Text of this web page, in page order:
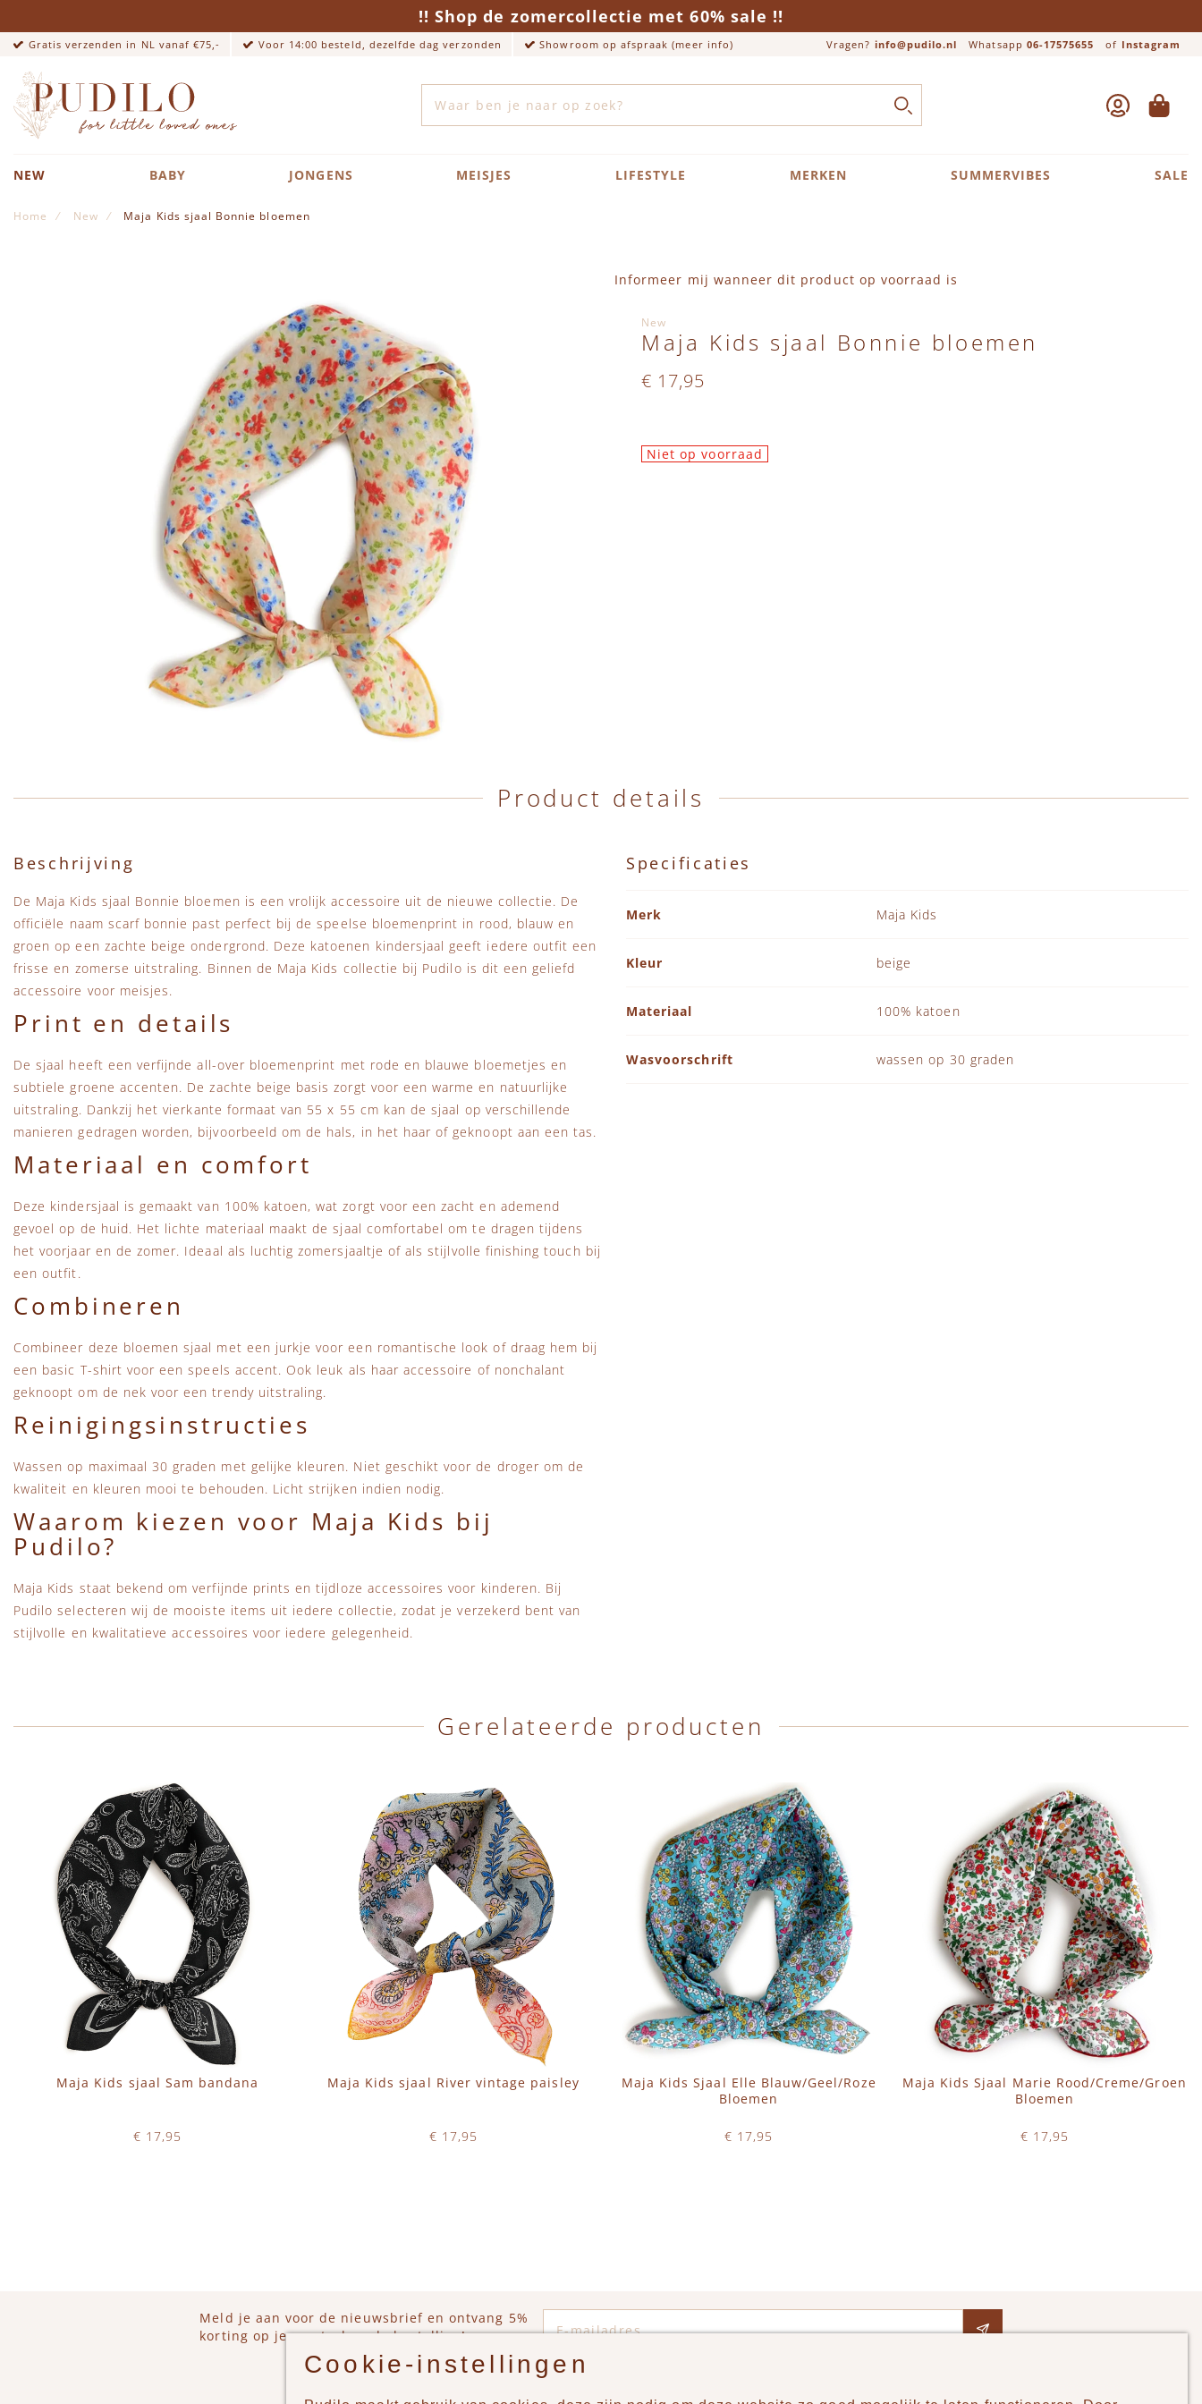
!! Shop de zomercollectie met 60% sale !!
Gratis verzenden in NL vanaf €75,- Voor 14:00 besteld, dezelfde dag verzonden Showroom op afspraak (meer info) Vragen? info@pudilo.nl Whatsapp 06-17575655 of Instagram
Close search
ZOEK ACCOUNT
NEW BABY JONGENS MEISJES LIFESTYLE MERKEN SUMMERVIBES SALE
Home New Maja Kids sjaal Bonnie bloemen
Ga naar het einde van de afbeeldingen-gallerij
Informeer mij wanneer dit product op voorraad is
New
Maja Kids sjaal Bonnie bloemen
€ 17,95
Niet op voorraad
Product details
Beschrijving
De Maja Kids sjaal Bonnie bloemen is een vrolijk accessoire uit de nieuwe collectie. De
officiële naam scarf bonnie past perfect bij de speelse bloemenprint in rood, blauw en
groen op een zachte beige ondergrond. Deze katoenen kindersjaal geeft iedere outfit een
frisse en zomerse uitstraling. Binnen de Maja Kids collectie bij Pudilo is dit een geliefd
accessoire voor meisjes.
Print en details
De sjaal heeft een verfijnde all-over bloemenprint met rode en blauwe bloemetjes en
subtiele groene accenten. De zachte beige basis zorgt voor een warme en natuurlijke
uitstraling. Dankzij het vierkante formaat van 55 x 55 cm kan de sjaal op verschillende
manieren gedragen worden, bijvoorbeeld om de hals, in het haar of geknoopt aan een tas.
Materiaal en comfort
Deze kindersjaal is gemaakt van 100% katoen, wat zorgt voor een zacht en ademend
gevoel op de huid. Het lichte materiaal maakt de sjaal comfortabel om te dragen tijdens
het voorjaar en de zomer. Ideaal als luchtig zomersjaaltje of als stijlvolle finishing touch bij
een outfit.
Combineren
Combineer deze bloemen sjaal met een jurkje voor een romantische look of draag hem bij
een basic T-shirt voor een speels accent. Ook leuk als haar accessoire of nonchalant
geknoopt om de nek voor een trendy uitstraling.
Reinigingsinstructies
Wassen op maximaal 30 graden met gelijke kleuren. Niet geschikt voor de droger om de
kwaliteit en kleuren mooi te behouden. Licht strijken indien nodig.
Waarom kiezen voor Maja Kids bij
Pudilo?
Maja Kids staat bekend om verfijnde prints en tijdloze accessoires voor kinderen. Bij
Pudilo selecteren wij de mooiste items uit iedere collectie, zodat je verzekerd bent van
stijlvolle en kwalitatieve accessoires voor iedere gelegenheid.
Specificaties
Merk
Maja Kids
Kleur beige
Materiaal 100% katoen
Wasvoorschrift wassen op 30 graden
Gerelateerde producten
Maja Kids sjaal Sam bandana
€ 17,95
Maja Kids sjaal River vintage paisley
€ 17,95
Maja Kids Sjaal Elle Blauw/Geel/Roze
Bloemen
€ 17,95
Maja Kids Sjaal Marie Rood/Creme/Groen
Bloemen
€ 17,95
Meld je aan voor de nieuwsbrief en ontvang 5%
korting op je eerstvolgende bestelling!
Cookie-instellingen